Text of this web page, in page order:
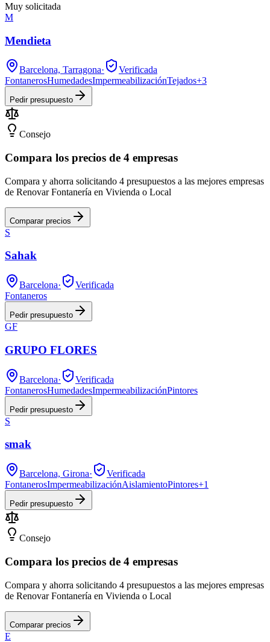
Muy solicitada
M
Mendieta
Barcelona, Tarragona·
Verificada
FontanerosHumedadesImpermeabilizaciónTejados+3
Pedir presupuesto
Consejo
Compara los precios de 4 empresas
Compara y ahorra solicitando 4 presupuestos a las mejores empresas
de Renovar Fontanería en Vivienda o Local
Comparar precios
S
Sahak
Barcelona·
Verificada
Fontaneros
Pedir presupuesto
GF
GRUPO FLORES
Barcelona·
Verificada
FontanerosHumedadesImpermeabilizaciónPintores
Pedir presupuesto
S
smak
Barcelona, Girona·
Verificada
FontanerosImpermeabilizaciónAislamientoPintores+1
Pedir presupuesto
Consejo
Compara los precios de 4 empresas
Compara y ahorra solicitando 4 presupuestos a las mejores empresas
de Renovar Fontanería en Vivienda o Local
Comparar precios
E